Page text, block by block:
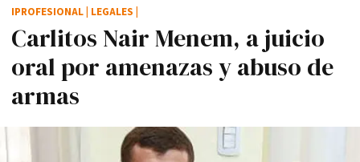
Carlitos Nair Menem, a juicio
oral por amenazas y abuso de
armas
IPROFESIONAL LEGALES